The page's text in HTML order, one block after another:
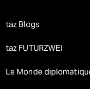
taz Blogs
taz FUTURZWEI
Le Monde